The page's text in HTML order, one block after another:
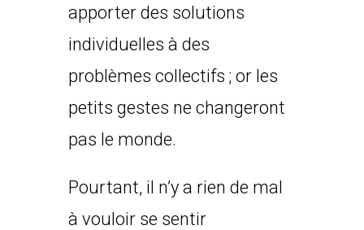
apporter des solutions
individuelles à des
problèmes collectifs ; or les
petits gestes ne changeront
pas le monde.
Pourtant, il n’y a rien de mal
à vouloir se sentir